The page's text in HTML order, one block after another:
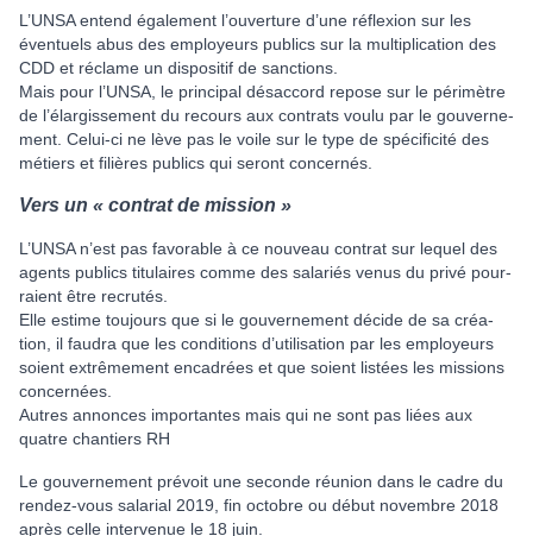
L’UNSA entend également l’ouver­ture d’une réflexion sur les
éventuels abus des employeurs publics sur la mul­ti­pli­ca­tion des
CDD et réclame un dis­po­si­tif de sanc­tions.
Mais pour l’UNSA, le prin­ci­pal désac­cord repose sur le péri­mè­tre
de l’élargissement du recours aux contrats voulu par le gou­ver­ne­
ment. Celui-ci ne lève pas le voile sur le type de spé­ci­fi­cité des
métiers et filiè­res publics qui seront concer­nés.
Vers un « contrat de mis­sion »
L’UNSA n’est pas favo­ra­ble à ce nou­veau contrat sur lequel des
agents publics titu­lai­res comme des sala­riés venus du privé pour­
raient être recru­tés.
Elle estime tou­jours que si le gou­ver­ne­ment décide de sa créa­
tion, il faudra que les condi­tions d’uti­li­sa­tion par les employeurs
soient extrê­me­ment enca­drées et que soient lis­tées les mis­sions
concer­nées.
Autres annonces importantes mais qui ne sont pas liées aux
quatre chantiers RH
Le gouvernement prévoit une seconde réunion dans le cadre du
rendez-vous salarial 2019, fin octobre ou début novembre 2018
après celle intervenue le 18 juin.